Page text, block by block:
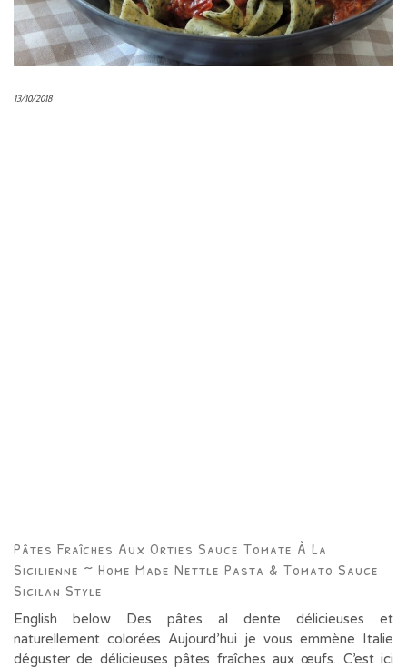
13/10/2018
Pâtes Fraîches Aux Orties Sauce Tomate À La
Sicilienne ~ Home Made Nettle Pasta & Tomato Sauce
Sicilan Style
English below Des pâtes al dente délicieuses et
naturellement colorées Aujourd’hui je vous emmène Italie
déguster de délicieuses pâtes fraîches aux œufs. C’est ici